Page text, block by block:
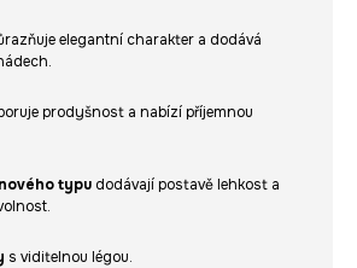
elegantní charakter a dodává
prodyšnost a nabízí příjemnou
typu dodávají postavě lehkost a
s viditelnou légou.